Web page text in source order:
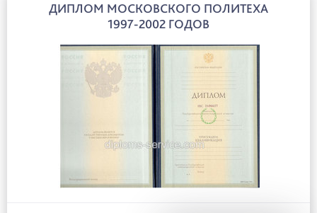
ДИПЛОМ МОСКОВСКОГО ПОЛИТЕХА
1997-2002 ГОДОВ